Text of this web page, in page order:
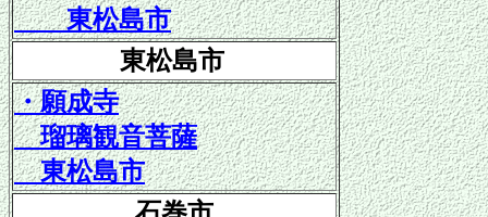
東松島市
東松島市
・願成寺
瑠璃観音菩薩
東松島市